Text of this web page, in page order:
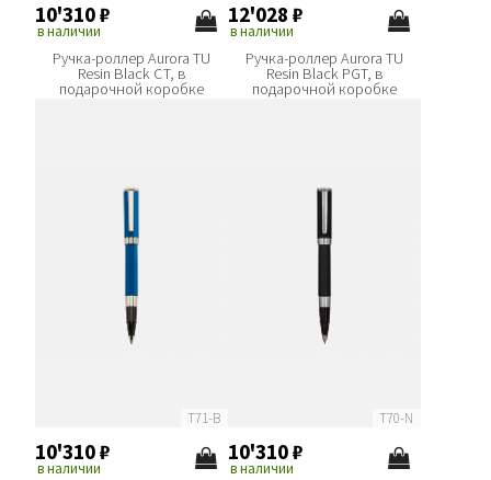
10'310₽
в наличии
Ручка-роллер Aurora TU
Resin Black CT, в
подарочной коробке
12'028 ₽
в наличии
Ручка-роллер Aurora TU
Resin Black PGT, в
подарочной коробке
T71-B
10'310₽
в наличии
T70-N
10'310₽
в наличии